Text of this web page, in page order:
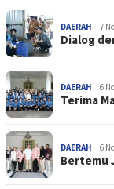
DAERAH 7
Dialog
DAERAH 6
Terima
DAERAH 6
Bertemu